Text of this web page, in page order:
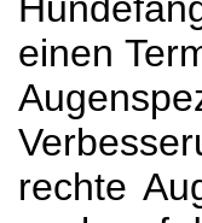
einen
rechte